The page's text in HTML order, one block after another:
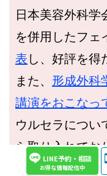
日本美容外科学
を併用したフェ
表 し、好評を得
また、 形成外科
講演をおこなっ
ウルセラについ
ら取り入れてお
ウルセラの学会
LINE予約・相談
お得な情報配信中